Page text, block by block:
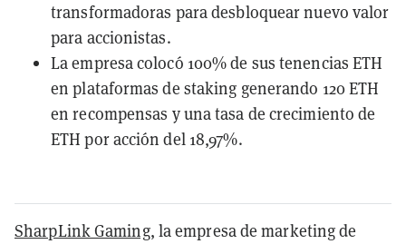
transformadoras para desbloquear nuevo valor
para accionistas.
La empresa colocó 100% de sus tenencias ETH
en plataformas de staking generando 120 ETH
en recompensas y una tasa de crecimiento de
ETH por acción del 18,97%.
SharpLink Gaming, la empresa de marketing de